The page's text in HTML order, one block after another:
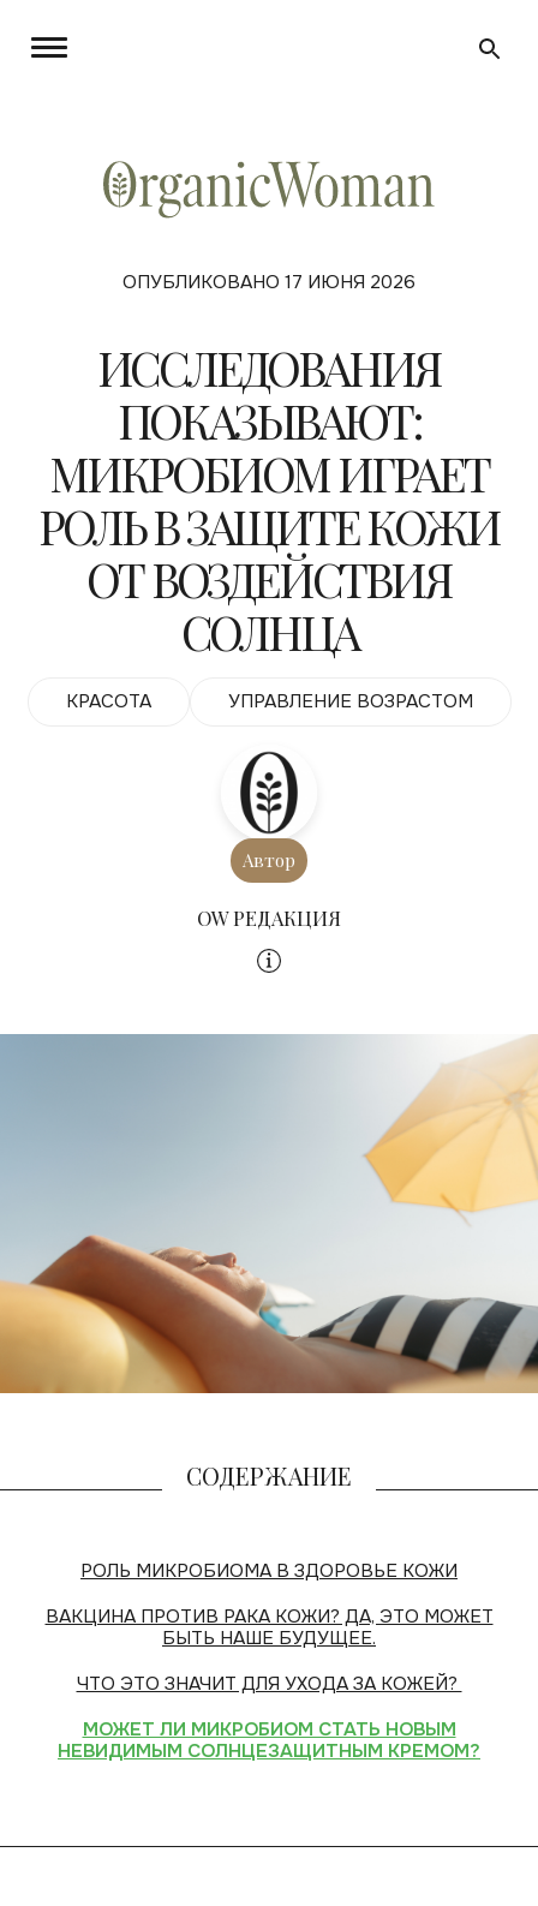
ОПУБЛИКОВАНО 17 ИЮНЯ 2026
ИССЛЕДОВАНИЯ
ПОКАЗЫВАЮТ:
МИКРОБИОМ ИГРАЕТ
РОЛЬ В ЗАЩИТЕ КОЖИ
ОТ ВОЗДЕЙСТВИЯ
СОЛНЦА
КРАСОТА УПРАВЛЕНИЕ ВОЗРАСТОМ
Автор
OW РЕДАКЦИЯ
СОДЕРЖАНИЕ
РОЛЬ МИКРОБИОМА В ЗДОРОВЬЕ КОЖИ
ВАКЦИНА ПРОТИВ РАКА КОЖИ? ДА, ЭТО МОЖЕТ
БЫТЬ НАШЕ БУДУЩЕЕ.
ЧТО ЭТО ЗНАЧИТ ДЛЯ УХОДА ЗА КОЖЕЙ?
МОЖЕТ ЛИ МИКРОБИОМ СТАТЬ НОВЫМ
НЕВИДИМЫМ СОЛНЦЕЗАЩИТНЫМ КРЕМОМ?